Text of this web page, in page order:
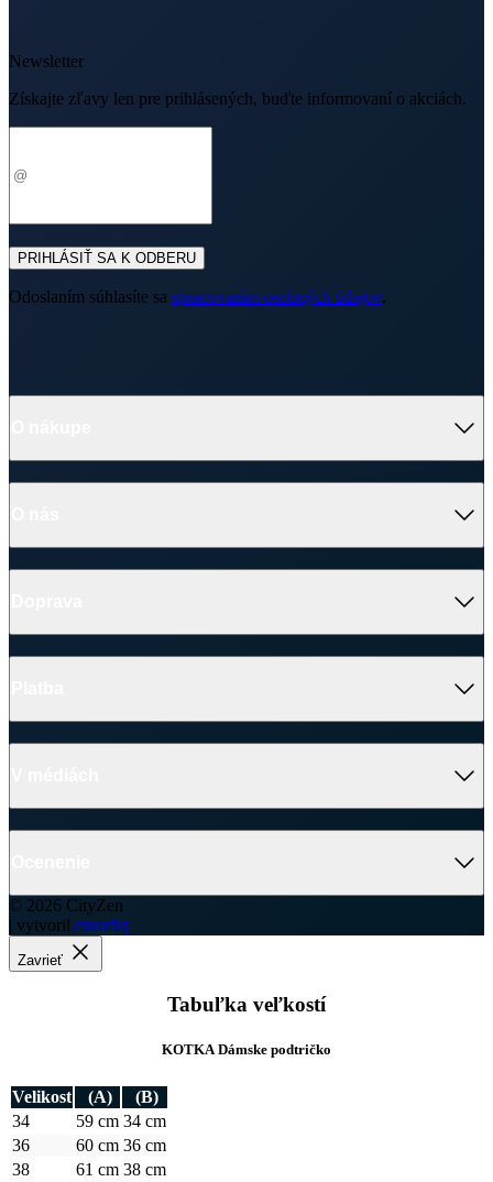
Newsletter
Získajte zľavy len pre prihlásených, buďte informovaní o akciách.
PRIHLÁSIŤ SA K ODBERU
Odoslaním súhlasíte sa spracovaním osobných údajov.
© 2026 CityZen
| vytvoril emorfiq
Zavrieť
Tabuľka veľkostí
KOTKA Dámske podtričko
Velikost (A)
(B)
34
59 cm 34 cm
36
60 cm 36 cm
38
61 cm 38 cm